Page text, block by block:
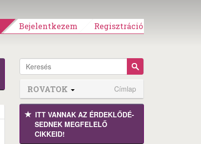
Bejelentkezem Regisztráció
ROVATOK Címlap
ITT VANNAK AZ ÉRDEK­LŐDÉ­
SEDNEK MEGFE­LELŐ
CIKKEID!